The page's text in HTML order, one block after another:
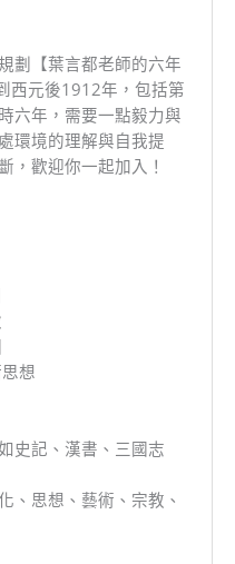
劃【葉言都老師的六年
西元後1912年，包括第
六年，需要一點毅力與
環境的理解與自我提
，歡迎你一起加入！
想
史記、漢書、三國志
、思想、藝術、宗教、